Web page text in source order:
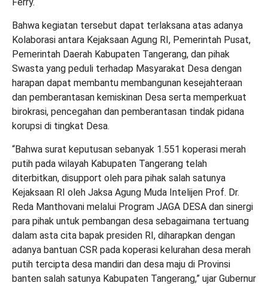
Bahwa kegiatan tersebut dapat terlaksana atas adanya
Kolaborasi antara Kejaksaan Agung RI, Pemerintah Pusat,
Pemerintah Daerah Kabupaten Tangerang, dan pihak
Swasta yang peduli terhadap Masyarakat Desa dengan
harapan dapat membantu membangunan kesejahteraan
dan pemberantasan kemiskinan Desa serta memperkuat
birokrasi, pencegahan dan pemberantasan tindak pidana
korupsi di tingkat Desa.
“Bahwa surat keputusan sebanyak 1.551 koperasi merah
putih pada wilayah Kabupaten Tangerang telah
diterbitkan, disupport oleh para pihak salah satunya
Kejaksaan RI oleh Jaksa Agung Muda Intelijen Prof. Dr.
Reda Manthovani melalui Program JAGA DESA dan sinergi
para pihak untuk pembangan desa sebagaimana tertuang
dalam asta cita bapak presiden RI, diharapkan dengan
adanya bantuan CSR pada koperasi kelurahan desa merah
putih tercipta desa mandiri dan desa maju di Provinsi
banten salah satunya Kabupaten Tangerang,” ujar Gubernur